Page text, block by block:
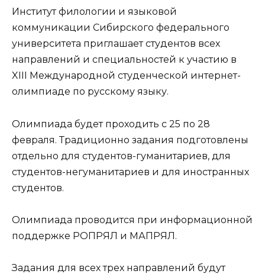
Институт филологии и языковой
коммуникации Сибирского федерального
университета приглашает студентов всех
направлений и специальностей к участию в
XIII Международной студенческой интернет-
олимпиаде по русскому языку.
Олимпиада будет проходить с 25 по 28
февраля. Традиционно задания подготовлены
отдельно для студентов-гуманитариев, для
студентов-негуманитариев и для иностранных
студентов.
Олимпиада проводится при информационной
поддержке РОПРЯЛ и МАПРЯЛ.
Задания для всех трех направлений будут